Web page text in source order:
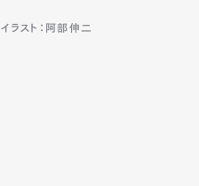
イラスト：阿部伸二